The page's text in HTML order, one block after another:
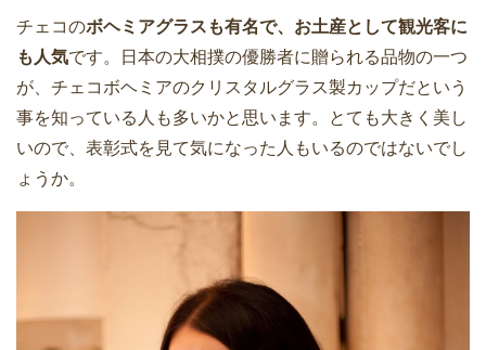
チェコのボヘミアグラスも有名で、お土産として観光客に
も人気です。日本の大相撲の優勝者に贈られる品物の一つ
が、チェコボヘミアのクリスタルグラス製カップだという
事を知っている人も多いかと思います。とても大きく美し
いので、表彰式を見て気になった人もいるのではないでし
ょうか。